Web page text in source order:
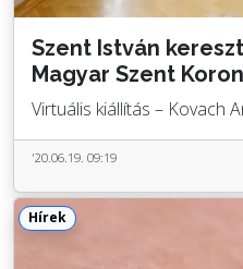
Szent István
Magyar Szent
Virtuális kiállítás – Kovach
'20.06.19. 09:19
Hírek